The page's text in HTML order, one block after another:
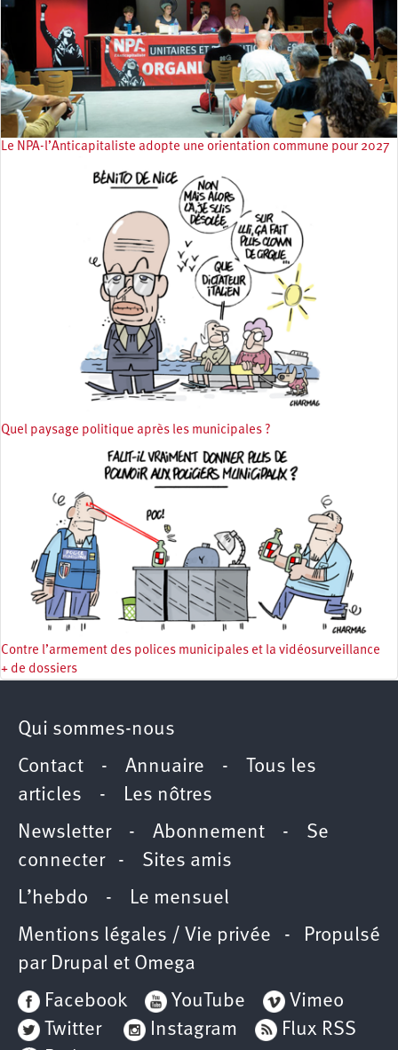
Le NPA-l’Anticapitaliste adopte une orientation commune pour 2027
Quel paysage politique après les municipales ?
Contre l’armement des polices municipales et la vidéosurveillance
+ de dossiers
Qui sommes-nous
Contact - Annuaire -
Tous les
articles - Les nôtres
Newsletter- Abonnement - Se
connecter- Sites amis
L’hebdo - Le mensuel
Mentions légales / Vie privée - Propulsé
par Drupal et Omega
Facebook
YouTube
Vimeo
Twitter
Instagram
Flux RSS